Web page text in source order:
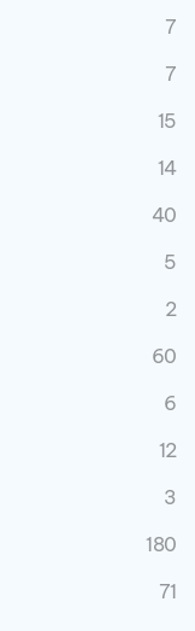
7
7
15
14
40
5
2
60
6
12
3
180
71